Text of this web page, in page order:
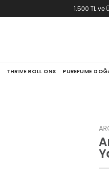
1.500 TL ve
THRIVE ROLL ONS PUREFUME